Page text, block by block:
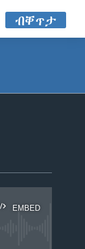
ብቐጥታ
EMBED